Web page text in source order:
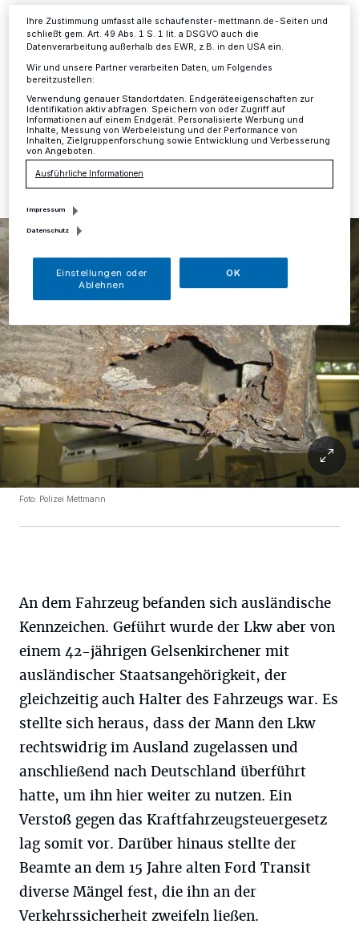
Mettmann·Am Mittwochvormittag überprüfte ein
Kradfahrer des Verkehrsdienstes Mettmann an der
Düsseldorfer Straße in Mettmann gegen 11Uhr einen
als Schrottsammler gekennzeichneten LKW Ford mit
"A"-Schild.
14.06.2018 , 12:29 Uhr Eine Minute Lesezeit
Foto: Polizei Mettmann
An dem Fahrzeug befanden sich ausländische
Kennzeichen. Geführt wurde der Lkw aber von
einem 42-jährigen Gelsenkirchener mit
ausländischer Staatsangehörigkeit, der
gleichzeitig auch Halter des Fahrzeugs war. Es
stellte sich heraus, dass der Mann den Lkw
rechtswidrig im Ausland zugelassen und
anschließend nach Deutschland überführt
hatte, um ihn hier weiter zu nutzen. Ein
Verstoß gegen das Kraftfahrzeugsteuergesetz
lag somit vor. Darüber hinaus stellte der
Beamte an dem 15 Jahre alten Ford Transit
diverse Mängel fest, die ihn an der
Verkehrssicherheit zweifeln ließen.
Ihre Zustimmung umfasst alle schaufenster-mettmann.de-Seiten und
schließt gem. Art. 49 Abs. 1 S. 1 lit. a DSGVO auch die
Datenverarbeitung außerhalb des EWR, z.B. in den USA ein.
Wir und unsere Partner verarbeiten Daten, um Folgendes
bereitzustellen:
Verwendung genauer Standortdaten. Endgeräteeigenschaften zur
Identifikation aktiv abfragen. Speichern von oder Zugriff auf
Informationen auf einem Endgerät. Personalisierte Werbung und
Inhalte, Messung von Werbeleistung und der Performance von
Inhalten, Zielgruppenforschung sowie Entwicklung und Verbesserung
von Angeboten.
Ausführliche Informationen
Impressum
Datenschutz
Einstellungen oder
Ablehnen
OK